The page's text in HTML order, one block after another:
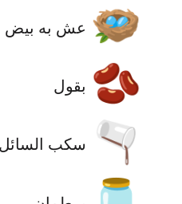
🪺 عش به بيض
🫘 بقول
🫗 سكب السائل